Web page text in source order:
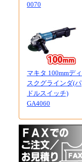
0070
マキタ 100mmディ
スクグラインダ(パ
ドルスイッチ)
GA4060